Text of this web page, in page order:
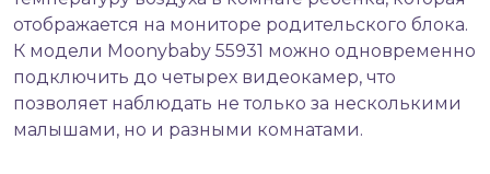
отображается на мониторе родительского блока.
К модели Moonybaby 55931 можно одновременно
подключить до четырех видеокамер, что
позволяет наблюдать не только за несколькими
малышами, но и разными комнатами.